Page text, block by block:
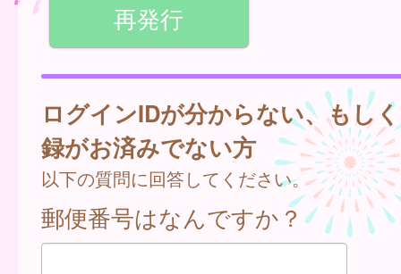
ログインIDが分からない、もし
録がお済みでない方
以下の質問に回答してください。
郵便番号はなんですか？